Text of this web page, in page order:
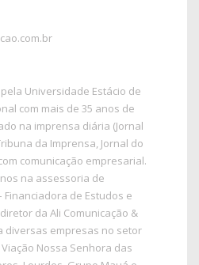
Universidade Estácio de
com mais de 35 anos de
na imprensa diária (Jornal
da Imprensa, Jornal do
comunicação empresarial.
na assessoria de
Financiadora de Estudos e
da Ali Comunicação &
diversas empresas no setor
Nossa Senhora das